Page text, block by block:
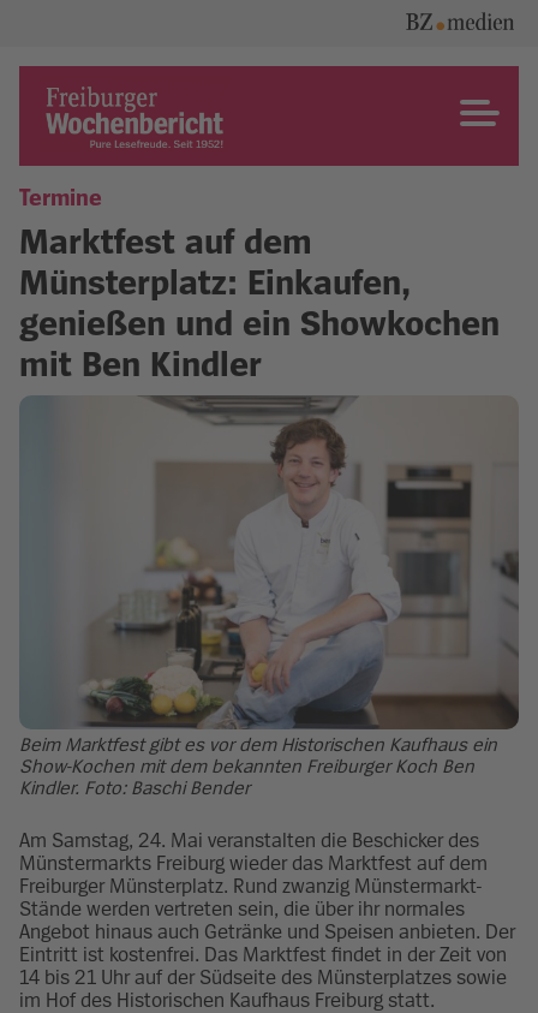
content
Freiburger Wochenbericht
Termine
Marktfest auf dem
Münsterplatz: Einkaufen,
genießen und ein Showkochen
mit Ben Kindler
Beim Marktfest gibt es vor dem Historischen Kaufhaus ein
Show-Kochen mit dem bekannten Freiburger Koch Ben
Kindler. Foto: Baschi Bender
Am Samstag, 24. Mai veranstalten die Beschicker des
Münstermarkts Freiburg wieder das Marktfest auf dem
Freiburger Münsterplatz. Rund zwanzig Münstermarkt-
Stände werden vertreten sein, die über ihr normales
Angebot hinaus auch Getränke und Speisen anbieten. Der
Eintritt ist kostenfrei. Das Marktfest findet in der Zeit von
14 bis 21 Uhr auf der Südseite des Münsterplatzes sowie
im Hof des Historischen Kaufhaus Freiburg statt.